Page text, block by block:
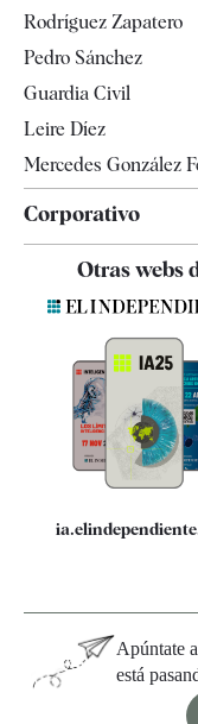
Televisión
Rodríguez Zapatero
Pedro Sánchez
Guardia Civil
Leire Díez
Mercedes González
Corporativo
Contacto
Quiénes somos
Especificaciones
Otras webs
Apúntate
está